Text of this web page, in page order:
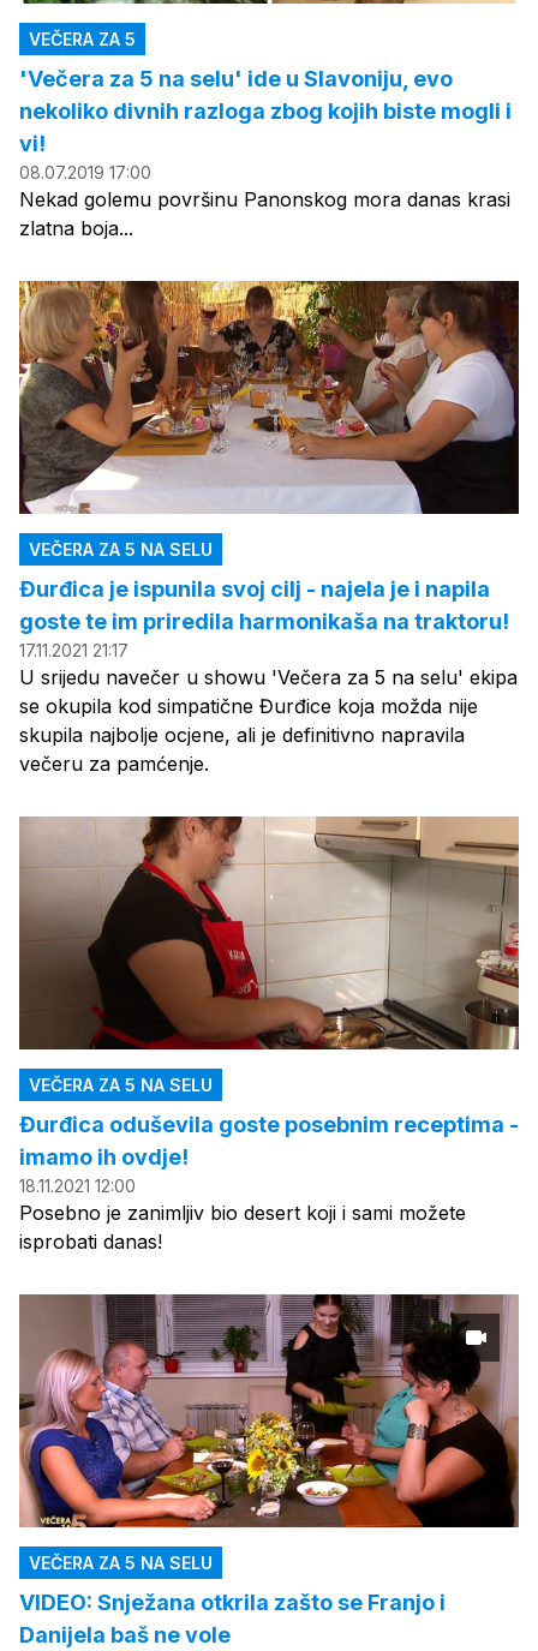
VEČERA ZA 5
'Večera za 5 na selu' ide u Slavoniju, evo
nekoliko divnih razloga zbog kojih biste mogli i
vi!
08.07.2019 17:00
Nekad golemu površinu Panonskog mora danas krasi
zlatna boja...
VEČERA ZA 5 NA SELU
Đurđica je ispunila svoj cilj - najela je i napila
goste te im priredila harmonikaša na traktoru!
17.11.2021 21:17
U srijedu navečer u showu 'Večera za 5 na selu' ekipa
se okupila kod simpatične Đurđice koja možda nije
skupila najbolje ocjene, ali je definitivno napravila
večeru za pamćenje.
VEČERA ZA 5 NA SELU
Đurđica oduševila goste posebnim receptima -
imamo ih ovdje!
18.11.2021 12:00
Posebno je zanimljiv bio desert koji i sami možete
isprobati danas!
VEČERA ZA 5 NA SELU
VIDEO: Snježana otkrila zašto se Franjo i
Danijela baš ne vole